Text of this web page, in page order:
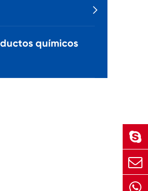

químicos